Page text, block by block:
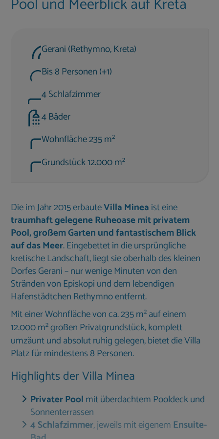
Gerani (Rethymno, Kreta)
Bis 8 Personen (+1)
4 Schlafzimmer
4 Bäder
Wohnfläche 235 m2
Grundstück 12.000 m2
Die im Jahr 2015 erbauteVilla Mineaist eine
traumhaft gelegene Ruheoase mit privatem
Pool, großem Garten und fantastischem Blick
auf das Meer. Eingebettet in die ursprüngliche
kretische Landschaft, liegt sie oberhalb des kleinen
Dorfes Gerani – nur wenige Minuten von den
Stränden von Episkopi und dem lebendigen
Hafenstädtchen Rethymno entfernt.
Mit einer Wohnfläche von ca. 235 m2 auf einem
12.000 m2großen Privatgrundstück, komplett
umzäunt und absolut ruhig gelegen, bietet die Villa
Platz für mindestens 8 Personen.
Highlights der Villa Minea
Privater Poolmit überdachtem Pooldeck und
Sonnenterrassen
4 Schlafzimmer, jeweils mit eigenemEnsuite-